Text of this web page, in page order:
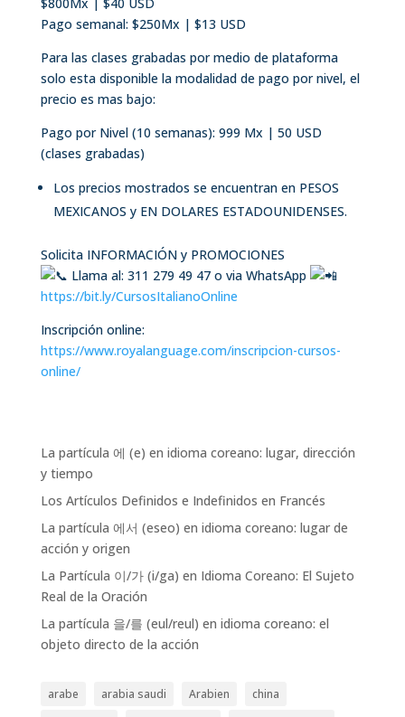
Pago semanal: $250Mx | $13 USD
Para las clases grabadas por medio de plataforma
solo esta disponible la modalidad de pago por nivel, el
precio es mas bajo:
Pago por Nivel (10 semanas): 999 Mx | 50 USD
(clases grabadas)
Los precios mostrados se encuentran en PESOS
MEXICANOS y EN DOLARES ESTADOUNIDENSES.
Solicita INFORMACIÓN y PROMOCIONES
Llama al: 311 279 49 47 o via WhatsApp
https://bit.ly/CursosItalianoOnline
Inscripción online:
https://www.royalanguage.com/inscripcion-cursos-
online/
La partícula 에 (e) en idioma coreano: lugar, dirección
y tiempo
Los Artículos Definidos e Indefinidos en Francés
La partícula 에서 (eseo) en idioma coreano: lugar de
acción y origen
La Partícula 이/가 (i/ga) en Idioma Coreano: El Sujeto
Real de la Oración
La partícula 을/를 (eul/reul) en idioma coreano: el
objeto directo de la acción
arabe arabia saudi Arabien
china